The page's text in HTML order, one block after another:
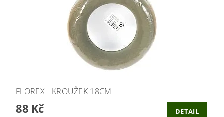
FLOREX - KROUŽEK 18CM
88 Kč DETAIL